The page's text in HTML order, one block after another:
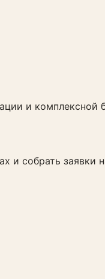
и комплексной
и собрать заявки